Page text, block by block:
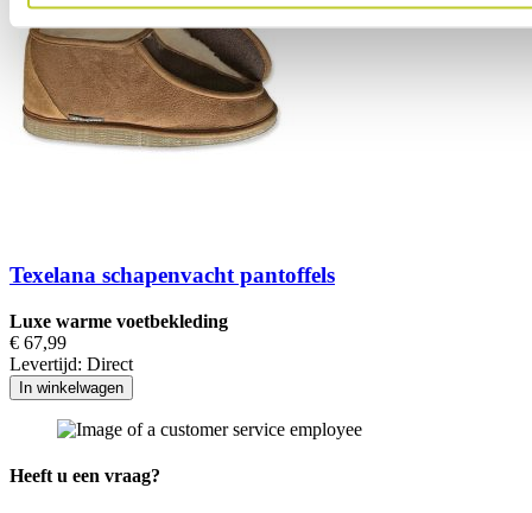
Texelana schapenvacht pantoffels
Luxe warme voetbekleding
€ 67,99
Levertijd: Direct
In winkelwagen
Heeft u een vraag?